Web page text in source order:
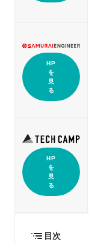
HP
を
見
る
HP
を
見
る
目次